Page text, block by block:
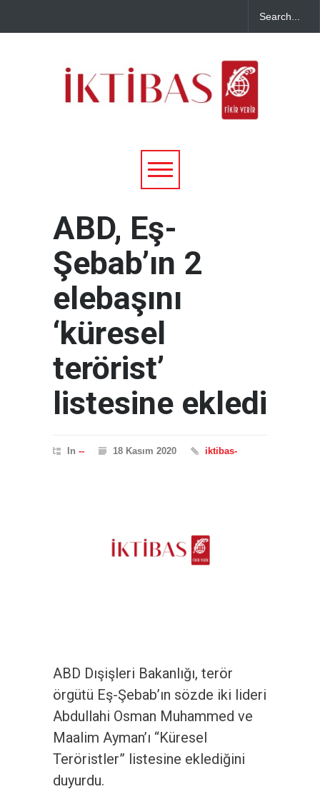
ABD, Eş-
Şebab’ın 2
elebaşını
‘küresel
terörist’
listesine ekledi
In -- 18 Kasım 2020 iktibas-
ABD Dışişleri Bakanlığı, terör
örgütü Eş-Şebab’ın sözde iki lideri
Abdullahi Osman Muhammed ve
Maalim Ayman’ı “Küresel
Teröristler” listesine eklediğini
duyurdu.